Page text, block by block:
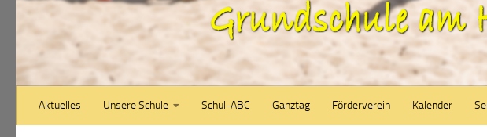
Aktuelles Unsere Schule Schul-ABC Ganztag Förderverein Kalender